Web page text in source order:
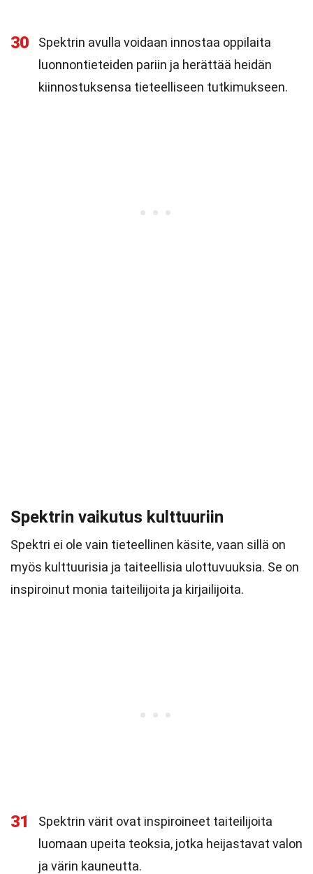
30
Spektrin avulla voidaan innostaa oppilaita
luonnontieteiden pariin ja herättää heidän
kiinnostuksensa tieteelliseen tutkimukseen.
Spektrin vaikutus kulttuuriin
Spektri ei ole vain tieteellinen käsite, vaan sillä on
myös kulttuurisia ja taiteellisia ulottuvuuksia. Se on
inspiroinut monia taiteilijoita ja kirjailijoita.
31
Spektrin värit ovat inspiroineet taiteilijoita
luomaan upeita teoksia, jotka heijastavat valon
ja värin kauneutta.